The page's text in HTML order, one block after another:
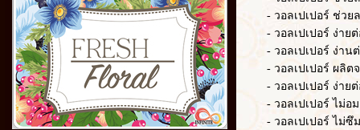
- วอลเปเปอร์ ช่วยลด
- วอลเปเปอร์ ง่ายต่
- วอลเปเปอร์ ง่านต่
- วอลเปเปอร์ ผลิตจ
- วอลเปเปอร์ ง่ายต่
- วอลเปเปอร์ ไม่อ
- วอลเปเปอร์ ไม่ซึ